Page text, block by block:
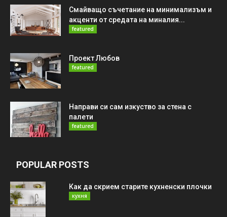
Смайващо съчетание на минимализъм и
акценти от средата на миналия...
featured
Проект Любов
featured
Направи си сам изкуство за стена с
палети
featured
POPULAR POSTS
Как да скрием старите кухненски плочки
кухня